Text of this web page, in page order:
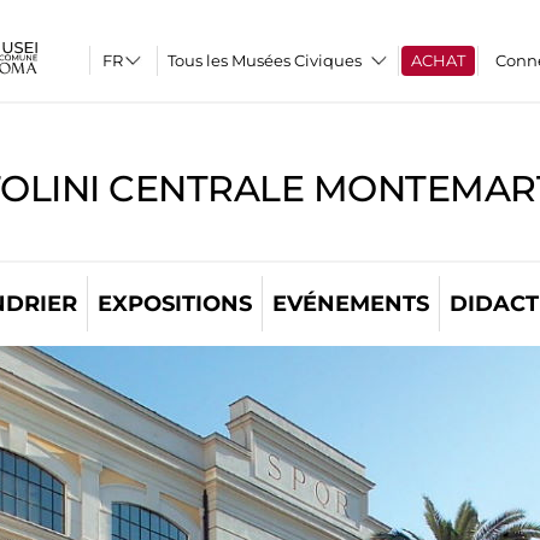
Tous les Musées Civiques ACHAT
CENTRALE
EXPOSITIONS EVÉNEMENTS